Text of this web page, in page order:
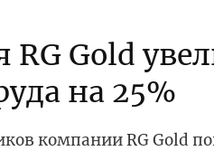
Gold
на 25%
компании RG Gold